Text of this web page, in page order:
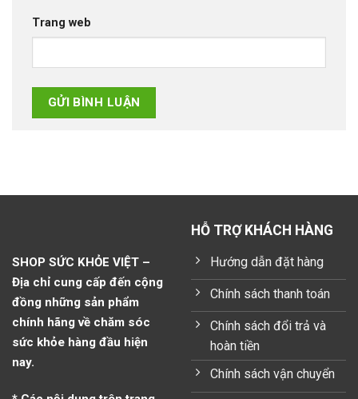
Trang web
SHOP SỨC KHỎE VIỆT –
Địa chỉ cung cấp đến cộng
đồng những sản phẩm
chính hãng về chăm sóc
sức khỏe hàng đầu hiện
nay.
HỖ TRỢ KHÁCH HÀNG
Hướng dẫn đặt hàng
Chính sách thanh toán
Chính sách đổi trả và
hoàn tiền
Chính sách vận chuyển